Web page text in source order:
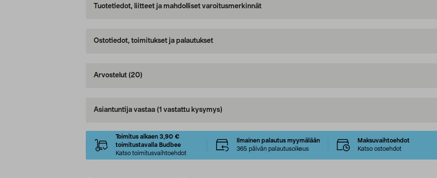
Tuotetiedot, liitteet ja mahdolliset varoitusmerkinnät
Ostotiedot, toimitukset ja palautukset
Arvostelut (20)
Asiantuntija vastaa (1 vastattu kysymys)
Toimitus alkaen 3,90 €
toimitustavalla Budbee
Katso toimitusvaihtoehdot
Ilmainen palautus myymälään
365 päivän palautusoikeus
Maksuvaihtoehdot
Katso ostoehdot